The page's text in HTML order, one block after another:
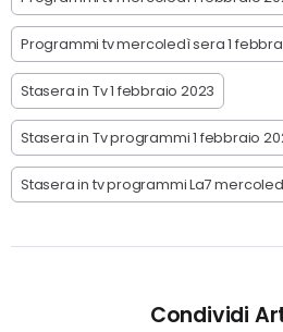
Programmi tv mercoledì sera 1
Stasera in Tv 1 febbraio 2023
Stasera in Tv programmi 1 febbraio
Stasera in tv programmi La7
Condividi